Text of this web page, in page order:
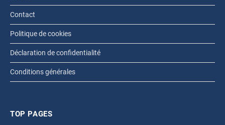
Contact
Politique de cookies
Déclaration de confidentialité
Conditions générales
TOP PAGES